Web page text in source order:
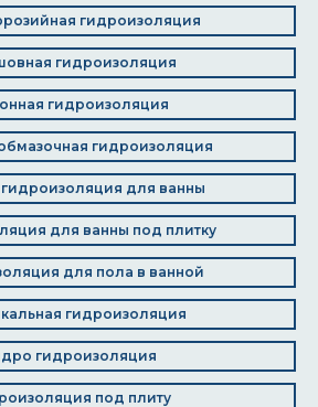
гидроизоляция
гидроизоляция
гидроизоляция
гидроизоляция
для ванны
для ванны под плитку
для пола в ванной
гидроизоляция
гидроизоляция
под плиту